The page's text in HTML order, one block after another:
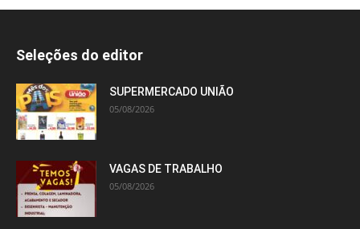
Seleções do editor
SUPERMERCADO UNIÃO
05/08/2026
VAGAS DE TRABALHO
05/08/2026